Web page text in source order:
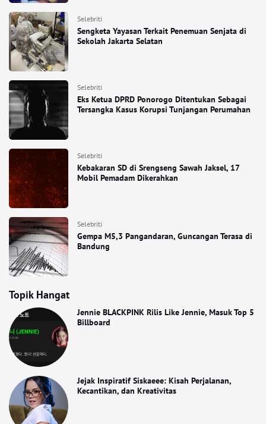
Selebriti
Sengketa Yayasan Terkait Penemuan Senjata di
Sekolah Jakarta Selatan
Selebriti
Eks Ketua DPRD Ponorogo Ditentukan Sebagai
Tersangka Kasus Korupsi Tunjangan Perumahan
Selebriti
Kebakaran SD di Srengseng Sawah Jaksel, 17
Mobil Pemadam Dikerahkan
Selebriti
Gempa M5,3 Pangandaran, Guncangan Terasa di
Bandung
Topik Hangat
Jennie BLACKPINK Rilis Like Jennie, Masuk Top 5
Billboard
Jejak Inspiratif Siskaeee: Kisah Perjalanan,
Kecantikan, dan Kreativitas